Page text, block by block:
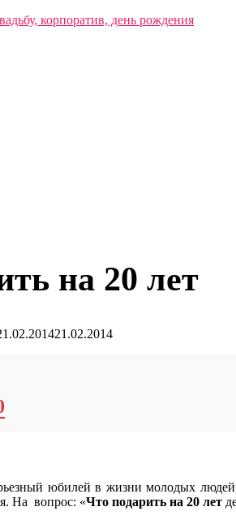
корпоратив, день рождения
на 20 лет
21.02.2014
юбилей в жизни молодых
На вопрос: «Что подарить на 20 лет